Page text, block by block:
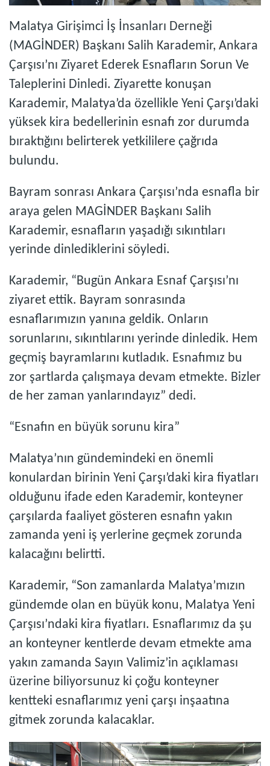
Malatya Girişimci İş İnsanları Derneği
(MAGİNDER) Başkanı Salih Karademir, Ankara
Çarşısı’nı Ziyaret Ederek Esnafların Sorun Ve
Taleplerini Dinledi. Ziyarette konuşan
Karademir, Malatya’da özellikle Yeni Çarşı’daki
yüksek kira bedellerinin esnafı zor durumda
bıraktığını belirterek yetkililere çağrıda
bulundu.
Bayram sonrası Ankara Çarşısı’nda esnafla bir
araya gelen MAGİNDER Başkanı Salih
Karademir, esnafların yaşadığı sıkıntıları
yerinde dinlediklerini söyledi.
Karademir, “Bugün Ankara Esnaf Çarşısı’nı
ziyaret ettik. Bayram sonrasında
esnaflarımızın yanına geldik. Onların
sorunlarını, sıkıntılarını yerinde dinledik. Hem
geçmiş bayramlarını kutladık. Esnafımız bu
zor şartlarda çalışmaya devam etmekte. Bizler
de her zaman yanlarındayız” dedi.
“Esnafın en büyük sorunu kira”
Malatya’nın gündemindeki en önemli
konulardan birinin Yeni Çarşı’daki kira fiyatları
olduğunu ifade eden Karademir, konteyner
çarşılarda faaliyet gösteren esnafın yakın
zamanda yeni iş yerlerine geçmek zorunda
kalacağını belirtti.
Karademir, “Son zamanlarda Malatya’mızın
gündemde olan en büyük konu, Malatya Yeni
Çarşısı’ndaki kira fiyatları. Esnaflarımız da şu
an konteyner kentlerde devam etmekte ama
yakın zamanda Sayın Valimiz’in açıklaması
üzerine biliyorsunuz ki çoğu konteyner
kentteki esnaflarımız yeni çarşı inşaatına
gitmek zorunda kalacaklar.